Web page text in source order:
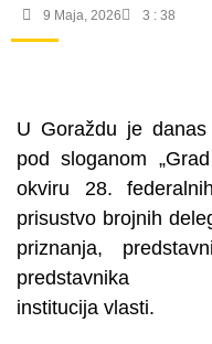
9 Maja, 2026 3 : 38
U Goraždu je
pod sloganom
okviru 28.
prisustvo brojnih
priznanja,
predstavnika
institucija vlasti.